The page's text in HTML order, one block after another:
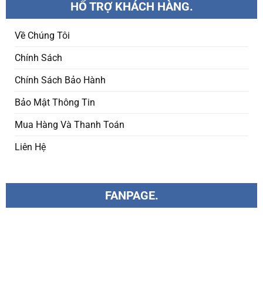
HỔ TRỢ KHÁCH HÀNG.
Về Chúng Tôi
Chính Sách
Chính Sách Bảo Hành
Bảo Mật Thông Tin
Mua Hàng Và Thanh Toán
Liên Hệ
FANPAGE.